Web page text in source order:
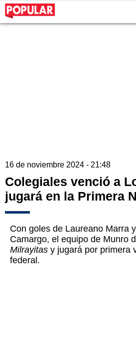
16 de noviembre 2024 - 21:48
Colegiales venció a
jugará en la Primera
Con goles de Laureano Marra
Camargo, el equipo de Munro
Milrayitas y jugará por primera
federal.